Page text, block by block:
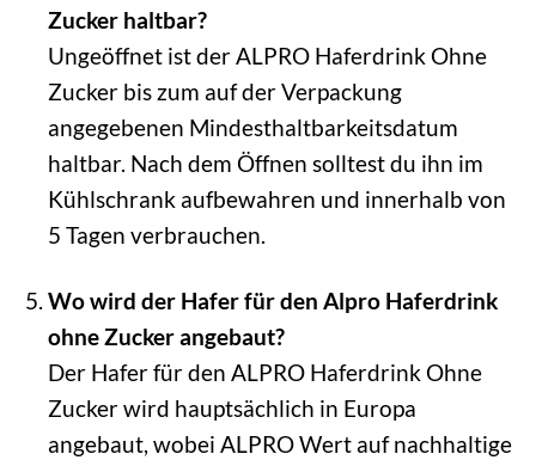
Zucker haltbar?
Ungeöffnet ist der ALPRO Haferdrink Ohne
Zucker bis zum auf der Verpackung
angegebenen Mindesthaltbarkeitsdatum
haltbar. Nach dem Öffnen solltest du ihn im
Kühlschrank aufbewahren und innerhalb von
5 Tagen verbrauchen.
Wo wird der Hafer für den Alpro Haferdrink
ohne Zucker angebaut?
Der Hafer für den ALPRO Haferdrink Ohne
Zucker wird hauptsächlich in Europa
angebaut, wobei ALPRO Wert auf nachhaltige